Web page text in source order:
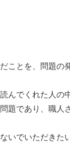
ことを、問題の
んでくれた人
題であり、職人
いでいただきたい